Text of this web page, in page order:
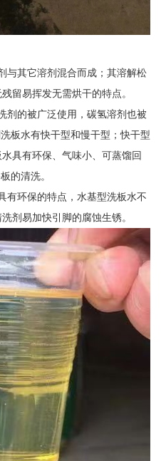
与其它溶剂混合而成；其溶解松
留易挥发无需烘干的特点。
剂的被广泛使用，碳氢溶剂也被
板水有快干型和慢干型；快干型
具有环保、气味小、可蒸馏回
的清洗。
有环保的特点，水基型洗板水不
剂易加快引脚的腐蚀生锈。